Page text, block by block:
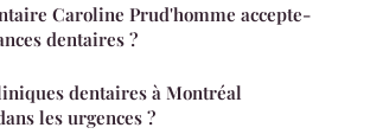
Caroline Prud'homme accepte-
dentaires ?
dentaires à Montréal
les urgences ?